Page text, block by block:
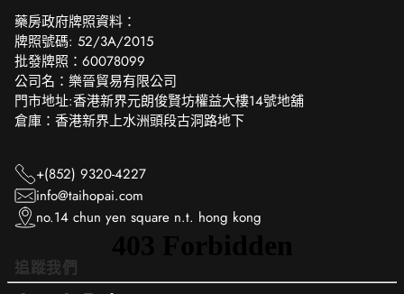
‎藥房政府牌照資料：
牌照號碼: 52/3A/2015
批發牌照：60078099
公司名：樂晉貿易有限公司
門市地址:香港新界元朗俊賢坊權益大樓14號地舖
倉庫：香港新界上水洲頭段古洞路地下
+(852) 9320-4227
info@taihopai.com
no.14 chun yen square n.t. hong kong
追蹤我們